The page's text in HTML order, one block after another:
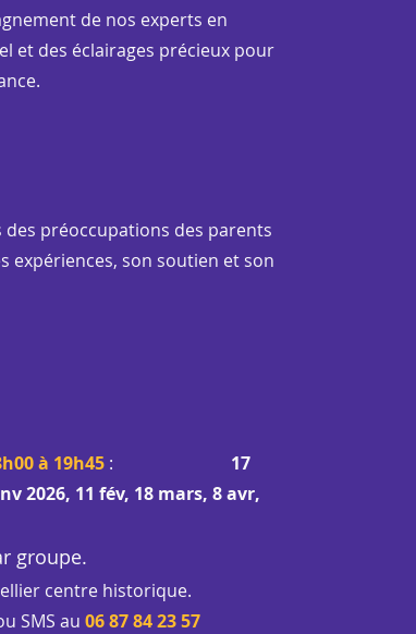
de nos experts en
et des éclairages précieux pour
des préoccupations des parents
expériences, son soutien et son
à 19h45:
17
2026, 11 fév, 18 mars, 8 avr,
groupe.
centre historique.
SMS au 06 87 84 23 57